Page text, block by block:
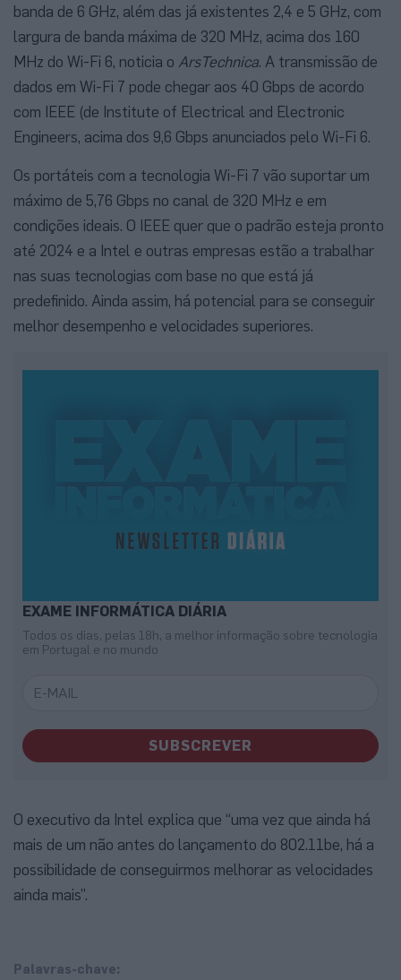
banda de 6 GHz, além das já existentes 2,4 e 5 GHz, com
largura de banda máxima de 320 MHz, acima dos 160
MHz do Wi-Fi 6, noticia o ArsTechnica. A transmissão de
dados em Wi-Fi 7 pode chegar aos 40 Gbps de acordo
com IEEE (de Institute of Electrical and Electronic
Engineers, acima dos 9,6 Gbps anunciados pelo Wi-Fi 6.
Os portáteis com a tecnologia Wi-Fi 7 vão suportar um
máximo de 5,76 Gbps no canal de 320 MHz e em
condições ideais. O IEEE quer que o padrão esteja pronto
até 2024 e a Intel e outras empresas estão a trabalhar
nas suas tecnologias com base no que está já
predefinido. Ainda assim, há potencial para se conseguir
melhor desempenho e velocidades superiores.
EXAME INFORMÁTICA DIÁRIA
Todos os dias, pelas 18h, a melhor informação sobre tecnologia
em Portugal e no mundo
SUBSCREVER
O executivo da Intel explica que “uma vez que ainda há
mais de um não antes do lançamento do 802.11be, há a
possibilidade de conseguirmos melhorar as velocidades
ainda mais”.
Palavras-chave: